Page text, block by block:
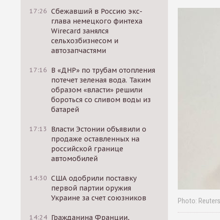
17:26 Сбежавший в Россию экс-
глава немецкого финтеха
Wirecard занялся
сельхозбизнесом и
автозапчастями
17:16 В «ДНР» по трубам отопления
потечет зеленая вода. Таким
образом «власти» решили
бороться со сливом воды из
батарей
17:13
Власти Эстонии объявили о
продаже оставленных на
российской границе
автомобилей
14:30 США одобрили поставку
первой партии оружия
Украине за счет союзников
14:24 Гражданина Франции,
Photo: Reuters